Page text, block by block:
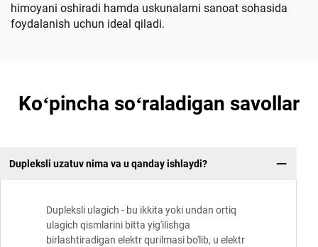
himoyani oshiradi hamda uskunalarni sanoat sohasida
foydalanish uchun ideal qiladi.
Koʻpincha soʻraladigan savollar
Dupleksli uzatuv nima va u qanday ishlaydi?
Dupleksli ulagich - bu ikkita yoki undan ortiq
ulagich qismlarini bitta yig'ilishga
birlashtiradigan elektr qurilmasi bo'lib, u elektr